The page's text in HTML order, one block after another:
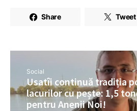
Share Tweet
Social
Usatîi continuă tradiția
lacurilor cu pește: 1,5
pentru Anenii Noi!